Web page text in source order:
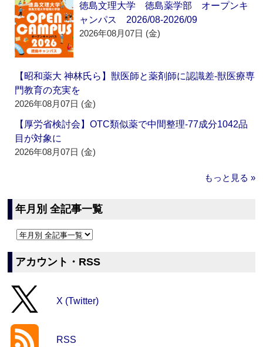
徳島文理大学 徳島薬学部 オープンキ
ャンパス 2026/08-2026/09
2026年08月07日 (金)
【昭和薬大 神林氏ら】獣医師と薬剤師に認識差‐獣医療専
門教育の充実を
2026年08月07日 (金)
【厚労省検討会】OTC類似薬で中間整理‐77成分1042品
目が対象に
2026年08月07日 (金)
もっと見る »
年月別 全記事一覧
アカウント・RSS
X (Twitter)
RSS